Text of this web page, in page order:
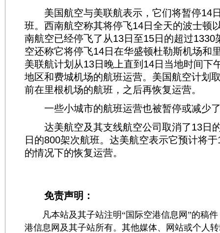
美国航空与美联航表示，它们将暂停14
班。西南航空称其将停飞14日全天的波士顿
南航空已经停飞了从13日至15日的超过1330
空还称它将停飞14日在华盛顿杜勒斯机场和
美联航计划从13日晚上直到14日当地时间下
地区和费城机场的航班运营。美国航空计划
前在里根机场的航班，之后再恢复运营。
一些小城市的航班运营也被暂停或减少
达美航空及其支线航空公司取消了13日
日的800架次航班。达美航空表示它预计将
的情况下的恢复运营。
免责声明：
凡本站及其子站注明“国际空港信息网”的稿件
港信息网及其子站所有。其他媒体、网站或个人